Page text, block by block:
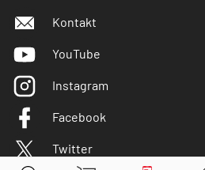
Kontakt
YouTube
Instagram
Facebook
Twitter